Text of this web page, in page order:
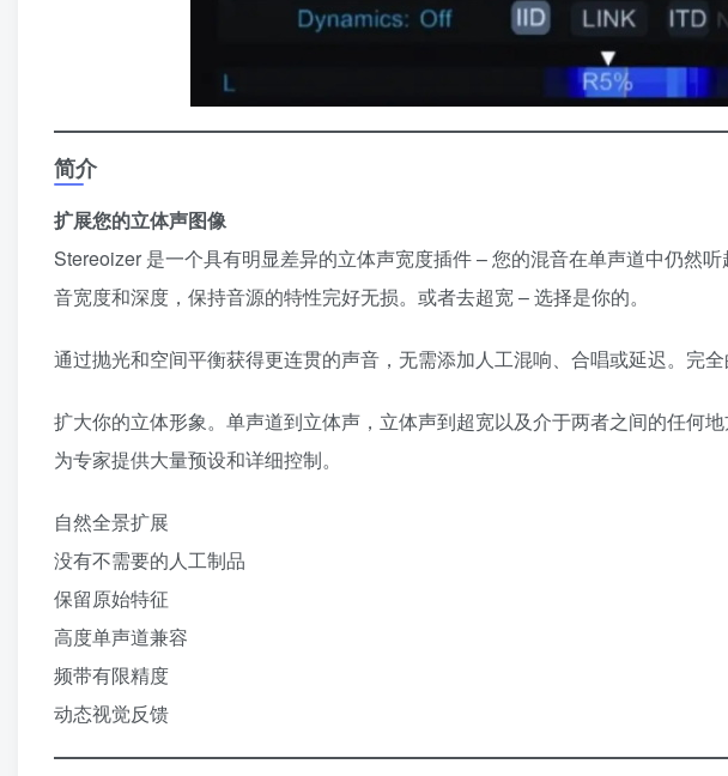
简介
扩展您的立体声图像
Stereoizer 是一个具有明显差异的立体声宽度插件 – 您的混音在单声道中仍然
音宽度和深度，保持音源的特性完好无损。或者去超宽 – 选择是你的。
通过抛光和空间平衡获得更连贯的声音，无需添加人工混响、合唱或延迟。完
扩大你的立体形象。单声道到立体声，立体声到超宽以及介于两者之间的任何
为专家提供大量预设和详细控制。
自然全景扩展
没有不需要的人工制品
保留原始特征
高度单声道兼容
频带有限精度
动态视觉反馈